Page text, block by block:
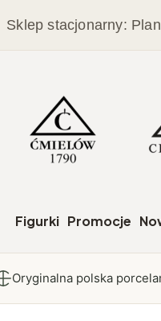
Sklep stacjonarny:
Figurki Promocje
Oryginalna polska